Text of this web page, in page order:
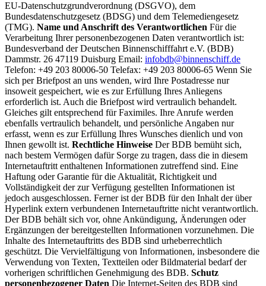
EU-Datenschutzgrundverordnung (DSGVO), dem
Bundesdatenschutzgesetz (BDSG) und dem Telemediengesetz
(TMG). Name und Anschrift des Verantwortlichen Für die
Verarbeitung Ihrer personenbezogenen Daten verantwortlich ist:
Bundesverband der Deutschen Binnenschifffahrt e.V. (BDB)
Dammstr. 26 47119 Duisburg Email: infobdb@binnenschiff.de
Telefon: +49 203 80006-50 Telefax: +49 203 80006-65 Wenn Sie
sich per Briefpost an uns wenden, wird Ihre Postadresse nur
insoweit gespeichert, wie es zur Erfüllung Ihres Anliegens
erforderlich ist. Auch die Briefpost wird vertraulich behandelt.
Gleiches gilt entsprechend für Faximiles. Ihre Anrufe werden
ebenfalls vertraulich behandelt, und persönliche Angaben nur
erfasst, wenn es zur Erfüllung Ihres Wunsches dienlich und von
Ihnen gewollt ist. Rechtliche Hinweise Der BDB bemüht sich,
nach bestem Vermögen dafür Sorge zu tragen, dass die in diesem
Internetauftritt enthaltenen Informationen zutreffend sind. Eine
Haftung oder Garantie für die Aktualität, Richtigkeit und
Vollständigkeit der zur Verfügung gestellten Informationen ist
jedoch ausgeschlossen. Ferner ist der BDB für den Inhalt der über
Hyperlink extern verbundenen Internetauftritte nicht verantwortlich.
Der BDB behält sich vor, ohne Ankündigung, Änderungen oder
Ergänzungen der bereitgestellten Informationen vorzunehmen. Die
Inhalte des Internetauftritts des BDB sind urheberrechtlich
geschützt. Die Vervielfältigung von Informationen, insbesondere die
Verwendung von Texten, Textteilen oder Bildmaterial bedarf der
vorherigen schriftlichen Genehmigung des BDB. Schutz
personenbezogener Daten Die Internet-Seiten des BDB sind